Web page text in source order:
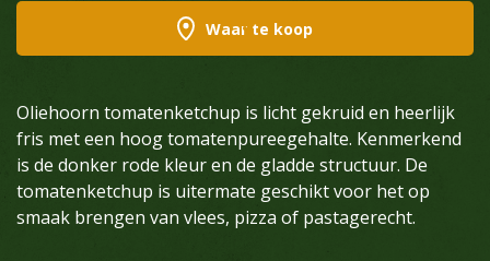
Waar te koop
Oliehoorn tomatenketchup is licht gekruid en heerlijk
fris met een hoog tomatenpureegehalte. Kenmerkend
is de donker rode kleur en de gladde structuur. De
tomatenketchup is uitermate geschikt voor het op
smaak brengen van vlees, pizza of pastagerecht.